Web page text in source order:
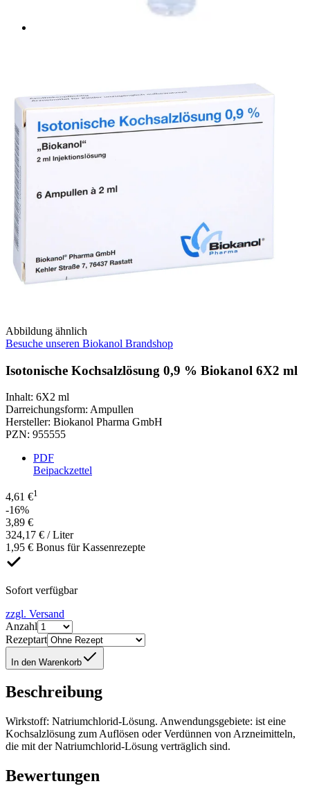
Abbildung ähnlich
Besuche unseren Biokanol Brandshop
Isotonische Kochsalzlösung 0,9 % Biokanol 6X2 ml
Inhalt: 6X2 ml
Darreichungsform: Ampullen
Hersteller: Biokanol Pharma GmbH
PZN: 955555
PDF
Beipackzettel
4,61 €1
-16%
3,89 €
324,17 € / Liter
1,95 € Bonus für Kassenrezepte
Sofort verfügbar
zzgl. Versand
Anzahl
Rezeptart
In den Warenkorb
Beschreibung
Wirkstoff: Natriumchlorid-Lösung. Anwendungsgebiete: ist eine
Kochsalzlösung zum Auflösen oder Verdünnen von Arzneimitteln,
die mit der Natriumchlorid-Lösung verträglich sind.
Bewertungen